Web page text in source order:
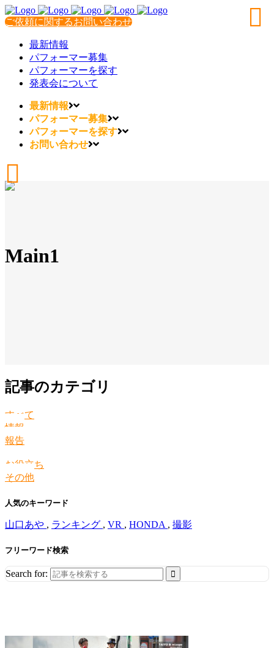
ご依頼に関するお問い合わせ
最新情報
パフォーマー募集
パフォーマーを探す
発表会について
最新情報
パフォーマー募集
パフォーマーを探す
お問い合わせ
Main1
記事のカテゴリ
すべて
情報
報告
お役立ち
その他
人気のキーワード
山口あや , ランキング , VR , HONDA , 撮影
フリーワード検索
Search for: